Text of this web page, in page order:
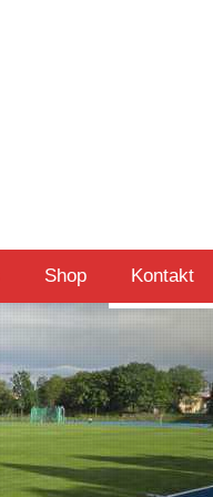
Shop Kontakt